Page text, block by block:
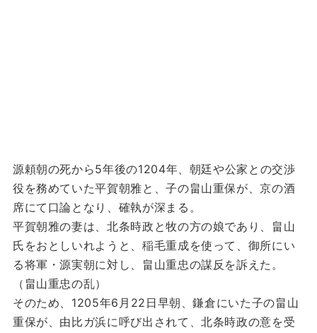
源頼朝の死から5年後の1204年、朝廷や公家との交渉
役を務めていた平賀朝雅と、子の畠山重保が、京の酒
席にて口論となり、確執が深まる。
平賀朝雅の妻は、北条時政と牧の方の娘であり、畠山
氏をおとしいれようと、稲毛重成を使って、御所にい
る将軍・源実朝に対し、畠山重忠の謀反を訴えた。
（畠山重忠の乱）
そのため、1205年6月22日早朝、鎌倉にいた子の畠山
重保が、由比ガ浜に呼び出されて、北条時政の意を受